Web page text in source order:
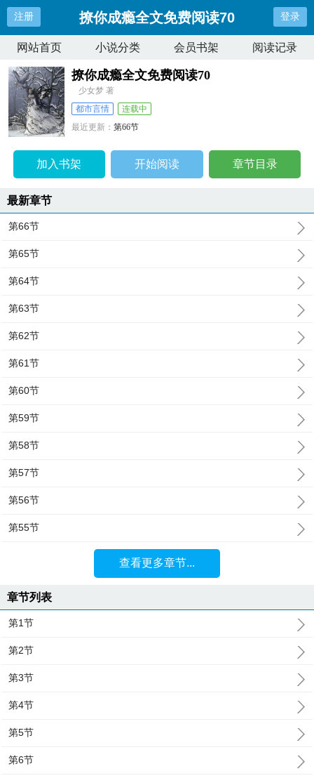
注册 撩你成瘾全文免费阅读70 登录
网站首页 小说分类 会员书架 阅读记录
撩你成瘾全文免费阅读70
少女梦 著
都市言情
连载中
最近更新：第66节
加入书架 开始阅读 章节目录
最新章节
第66节
第65节
第64节
第63节
第62节
第61节
第60节
第59节
第58节
第57节
第56节
第55节
查看更多章节...
章节列表
第1节
第2节
第3节
第4节
第5节
第6节